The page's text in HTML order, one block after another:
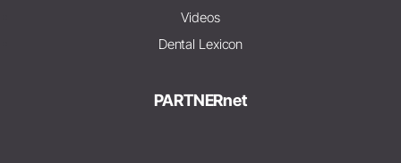
Videos
Dental Lexicon
PARTNERnet